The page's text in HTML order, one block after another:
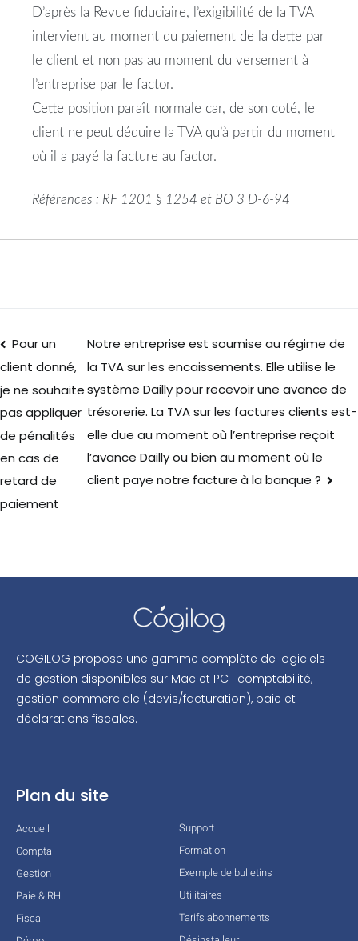
D’après la Revue fiduciaire, l’exigibilité de la TVA
intervient au moment du paiement de la dette par
le client et non pas au moment du versement à
l’entreprise par le factor.
Cette position paraît normale car, de son coté, le
client ne peut déduire la TVA qu’à partir du moment
où il a payé la facture au factor.
Références : RF 1201 § 1254 et BO 3 D-6-94
Pour un
client donné,
je ne souhaite
pas appliquer
de pénalités
en cas de
retard de
paiement
Notre entreprise est soumise au régime de
la TVA sur les encaissements. Elle utilise le
système Dailly pour recevoir une avance de
trésorerie. La TVA sur les factures clients est-
elle due au moment où l’entreprise reçoit
l’avance Dailly ou bien au moment où le
client paye notre facture à la banque ?
COGILOG propose une gamme complète de logiciels
de gestion disponibles sur Mac et PC : comptabilité,
gestion commerciale (devis/facturation), paie et
déclarations fiscales.
Plan du site
Accueil
Compta
Gestion
Paie & RH
Fiscal
Support
Formation
Exemple de bulletins
Utilitaires
Tarifs abonnements